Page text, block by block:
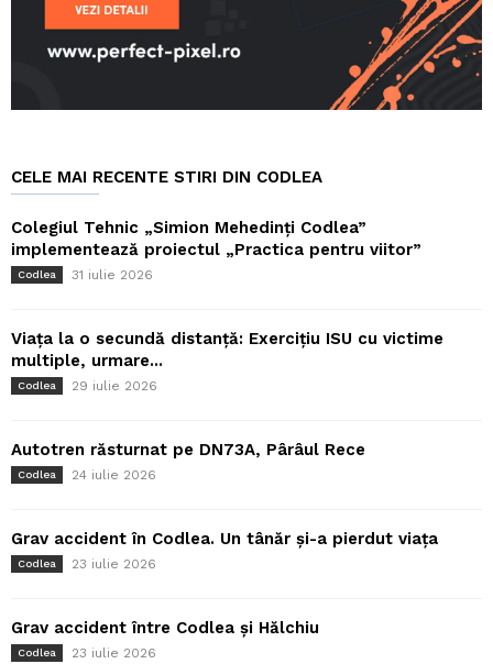
CELE MAI RECENTE STIRI DIN CODLEA
Colegiul Tehnic „Simion Mehedinți Codlea”
implementează proiectul „Practica pentru viitor”
Codlea 31 iulie 2026
Viața la o secundă distanță: Exercițiu ISU cu victime
multiple, urmare...
Codlea 29 iulie 2026
Autotren răsturnat pe DN73A, Pârâul Rece
Codlea 24 iulie 2026
Grav accident în Codlea. Un tânăr și-a pierdut viața
Codlea 23 iulie 2026
Grav accident între Codlea și Hălchiu
Codlea 23 iulie 2026